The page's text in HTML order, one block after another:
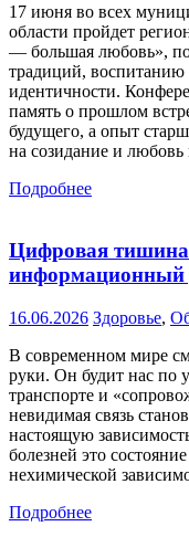
17 июня во всех
области пройдет
— большая любовь»,
традиций, воспитанию
идентичности.
память о прошлом
будущего, а опыт
на созидание и любовь
Подробнее
Цифровая
информационный
16.06.2026 Здоровье,
В современном мире
руки. Он будит нас по
транспорте и
невидимая связь
настоящую
болезней это
нехимической
Подробнее